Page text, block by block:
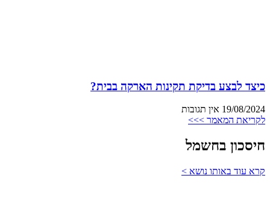
כיצד לבצע בדיקת תקינות הארקה בבית?
19/08/2024 אין תגובות
לקריאת המאמר >>>
חיסכון בחשמל
קרא עוד באותו נושא >